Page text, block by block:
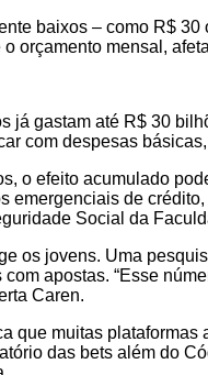
baixos – como R$
orçamento mensal,
já gastam até R$ 30
com despesas
o efeito acumulado
emergenciais de
Social da
os jovens. Uma
apostas. “Esse
Caren.
que muitas
das bets além do